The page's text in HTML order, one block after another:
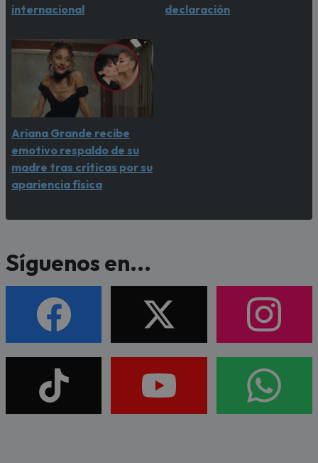
internacional
declaración
Ariana Grande recibe
emotivo respaldo de su
madre tras críticas por su
apariencia física
Síguenos en...